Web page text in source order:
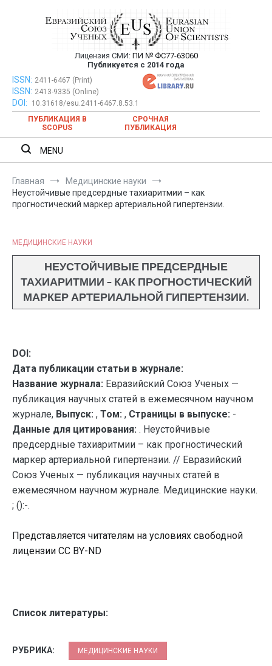
Евразийский Союз Ученых —
публикация научных статей в
ежемесячном научном журнале
Лицензия СМИ: ПИ № ФС77-63060
Публикуется с 2014 года
Евразийский Союз Ученых — публикация научных статей в
ежемесячном научном журнале
ISSN: 2411-6467 (Print)
ISSN: 2413-9335 (Online)
DOI:
10.31618/esu.2411-6467.8.53.1
ПУБЛИКАЦИЯ В
SCOPUS
СРОЧНАЯ
ПУБЛИКАЦИЯ
MENU
Главная
Медицинские науки
Неустойчивые предсердные тахиаритмии – как
прогностический маркер артериальной гипертензии.
МЕДИЦИНСКИЕ НАУКИ
НЕУСТОЙЧИВЫЕ ПРЕДСЕРДНЫЕ
ТАХИАРИТМИИ – КАК ПРОГНОСТИЧЕСКИЙ
МАРКЕР АРТЕРИАЛЬНОЙ ГИПЕРТЕНЗИИ.
DOI:
Дата публикации статьи в журнале:
Название журнала: Евразийский Союз Ученых —
публикация научных статей в ежемесячном научном
журнале, Выпуск: , Том: , Страницы в выпуске: -
Данные для цитирования: . Неустойчивые
предсердные тахиаритмии – как прогностический
маркер артериальной гипертензии. // Евразийский
Союз Ученых — публикация научных статей в
ежемесячном научном журнале. Медицинские науки.
; ():-.
Представляется читателям на условиях свободной
лицензии CC BY-ND
Список литературы:
РУБРИКА: МЕДИЦИНСКИЕ НАУКИ